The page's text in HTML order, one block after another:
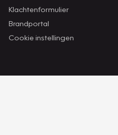
Klachtenformulier
Brandportal
Cookie instellingen